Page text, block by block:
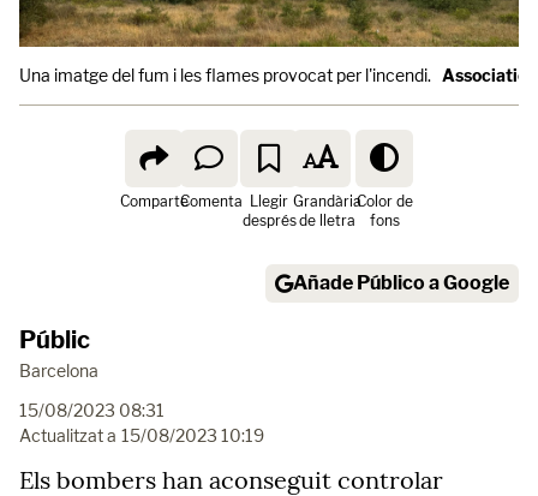
Una imatge del fum i les flames provocat per l'incendi.
ComparteComenta Llegir
després
Grandària
de lletra
Color de
fons
Añade Público a Google
Públic
Barcelona
15/08/2023 08:31
Actualitzat a 15/08/2023 10:19
Els bombers han aconseguit controlar